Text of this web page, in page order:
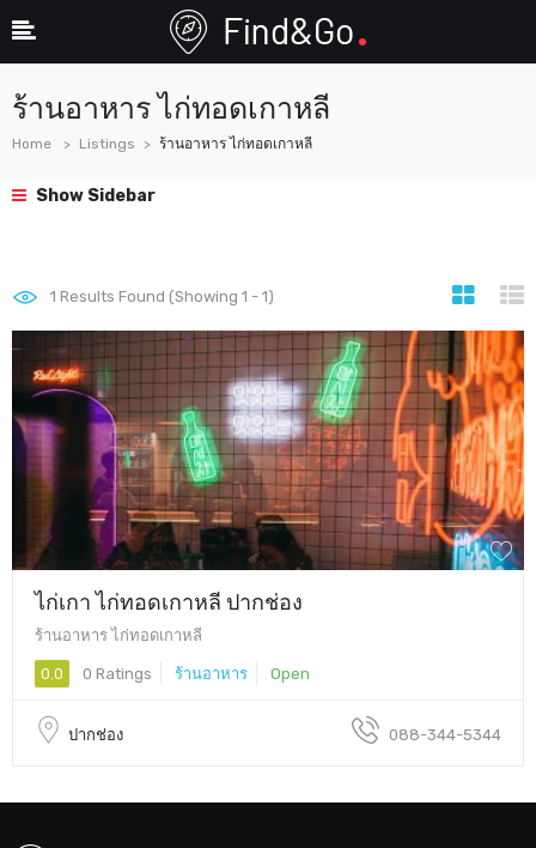
ร้านอาหาร ไก่ทอดเกาหลี
Home Listings ร้านอาหาร ไก่ทอดเกาหลี
Show Sidebar
1 Results Found (Showing 1 - 1)
ไก่เกา ไก่ทอดเกาหลี ปากช่อง
ร้านอาหาร ไก่ทอดเกาหลี
0.0 0 Ratings ร้านอาหาร Open
ปากช่อง 088-344-5344